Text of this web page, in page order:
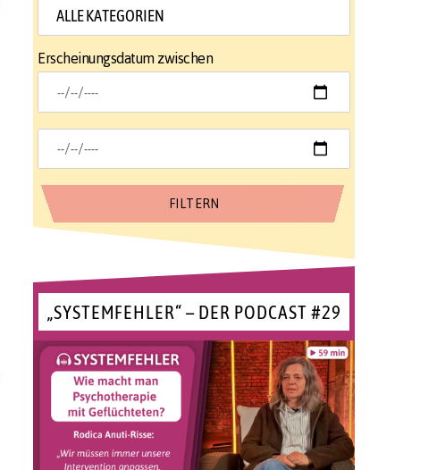
Erscheinungsdatum zwischen
„SYSTEMFEHLER“ – DER PODCAST #29